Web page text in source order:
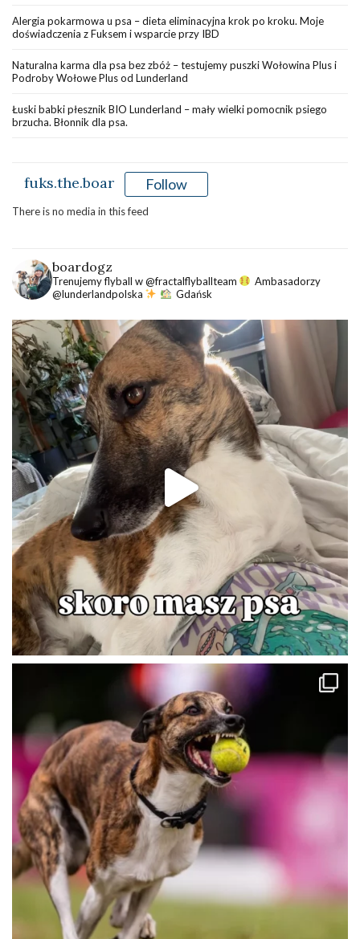
Alergia pokarmowa u psa – dieta eliminacyjna krok po kroku. Moje
doświadczenia z Fuksem i wsparcie przy IBD
Naturalna karma dla psa bez zbóż – testujemy puszki Wołowina Plus i
Podroby Wołowe Plus od Lunderland
Łuski babki płesznik BIO Lunderland – mały wielki pomocnik psiego
brzucha. Błonnik dla psa.
fuks.the.boar Follow
There is no media in this feed
boardogz
Trenujemy flyball w @fractalflyballteam
Ambasadorzy
@lunderlandpolska
Gdańsk